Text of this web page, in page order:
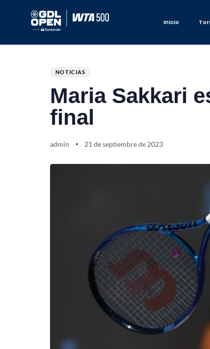
Inicio
NOTICIAS
Maria Sakkari
final
admin 21 de septiembre de 2023